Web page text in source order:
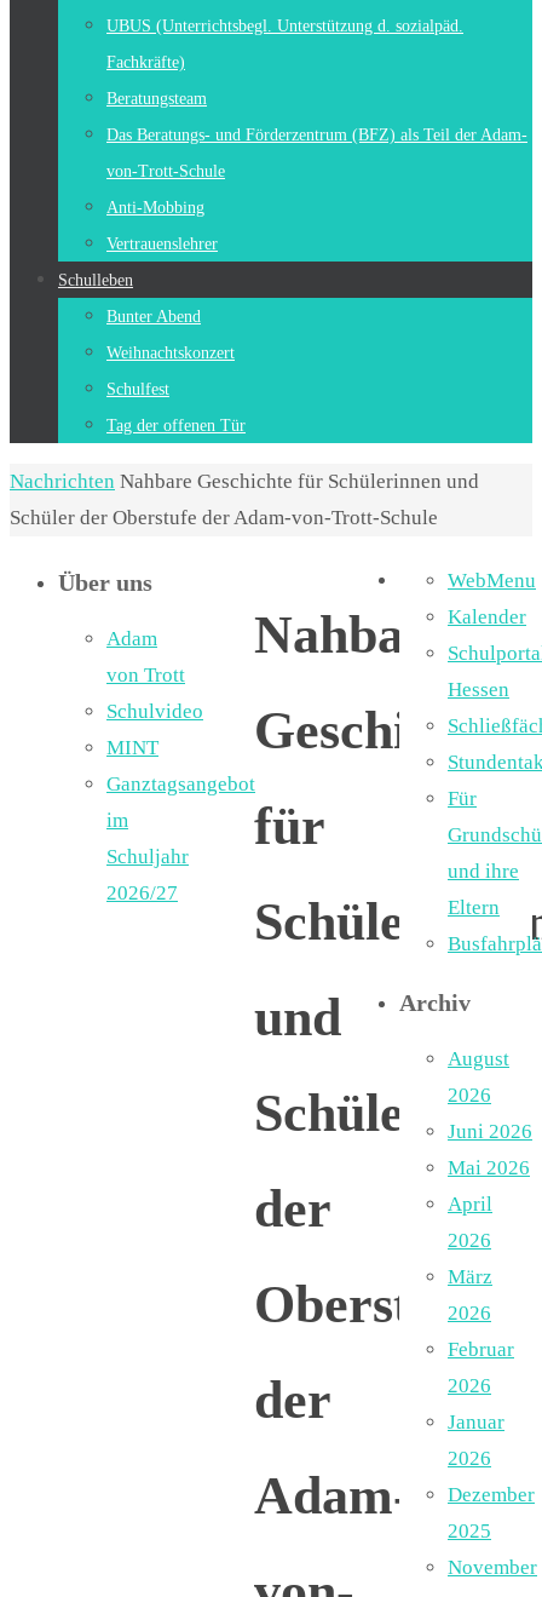
UBUS (Unterrichtsbegl. Unterstützung d. sozialpäd.
Fachkräfte)
Beratungsteam
Das Beratungs- und Förderzentrum (BFZ) als Teil der Adam-
von-Trott-Schule
Anti-Mobbing
Vertrauenslehrer
Schulleben
Bunter Abend
Weihnachtskonzert
Schulfest
Tag der offenen Tür
Start
Nachrichten Nahbare Geschichte für Schülerinnen und
Schüler der Oberstufe der Adam-von-Trott-Schule
Nahbare
Geschichte
für
und
Schüler
der
Oberstufe
der
Adam-
Über uns
Adam
von Trott
Schulvideo
MINT
Ganztagsangebot
im
Schuljahr
2026/27
WebMenu
Kalender
Hessen
Für
und ihre
Eltern
Archiv
August
2026
Juni 2026
Mai 2026
April
2026
März
2026
Februar
2026
Januar
2026
Dezember
2025
November